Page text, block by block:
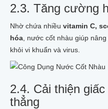
2.3. Tăng cường
Nhờ chứa nhiều vitamin C,
hóa , nước cốt nhàu giúp
khỏi vi khuẩn và virus.
2.4. Cải thiện
thẳng